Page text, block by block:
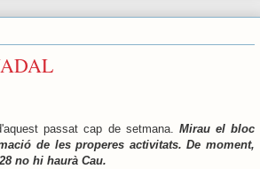
passat cap de setmana. Mirau el bloc
de les properes activitats. De moment,
no hi haurà Cau.